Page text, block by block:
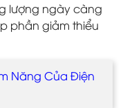
lượng ngày càng
phần giảm thiểu
Năng Của Điện